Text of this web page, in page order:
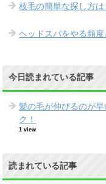
枝毛の簡単な探し方
ヘッドスパをやる頻
今日読まれている記事
髪の毛が伸びるのが
ク！
1 view
読まれている記事